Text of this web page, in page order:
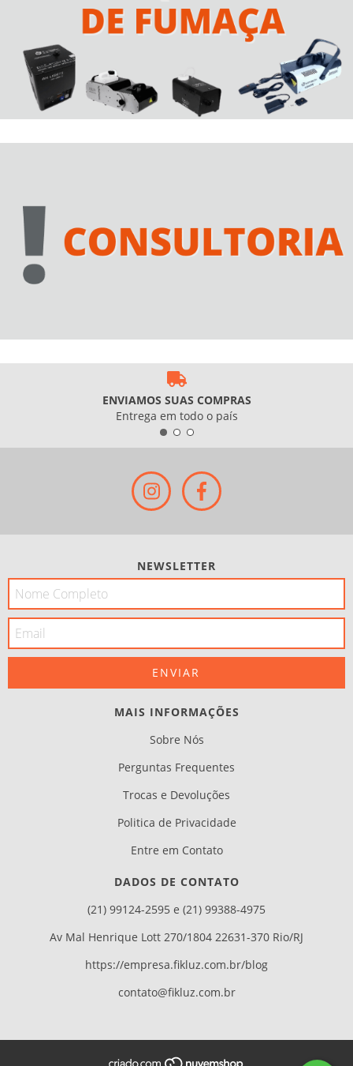
ENVIAMOS SUAS COMPRAS
Entrega em todo o país
NEWSLETTER
MAIS INFORMAÇÕES
Sobre Nós
Perguntas Frequentes
Trocas e Devoluções
Politica de Privacidade
Entre em Contato
DADOS DE CONTATO
(21) 99124-2595 e (21) 99388-4975
Av Mal Henrique Lott 270/1804 22631-370 Rio/RJ
https://empresa.fikluz.com.br/blog
contato@fikluz.com.br